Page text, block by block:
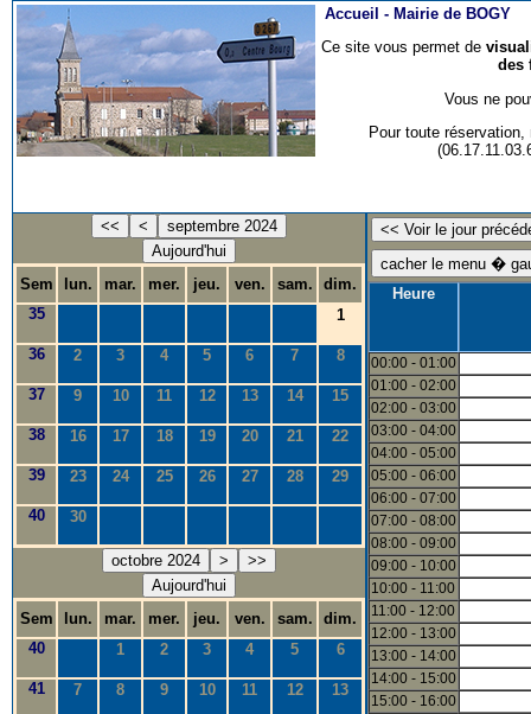
Accueil - Mairie de BOGY
Ce site vous permet de
des
Vous ne
Pour toute
<< <
septembre 2024
Aujourd'hui
Sem
lun. mar. mer. jeu. ven. sam.
dim.
35
1
36 2 3 4 5 6 7 8
37 9 10 11 12 13 14 15
38 16 17 18 19 20 21 22
39 23 24 25 26 27 28 29
40 30
octobre 2024 >
>>
Aujourd'hui
Sem
lun. mar. mer. jeu. ven. sam.
dim.
40
1 2 3 4 5 6
41 7 8 9 10 11 12 13
Heure
00:00 - 01:00
01:00 - 02:00
02:00 - 03:00
03:00 - 04:00
04:00 - 05:00
05:00 - 06:00
06:00 - 07:00
07:00 - 08:00
08:00 - 09:00
09:00 - 10:00
10:00 - 11:00
11:00 - 12:00
12:00 - 13:00
13:00 - 14:00
14:00 - 15:00
15:00 - 16:00